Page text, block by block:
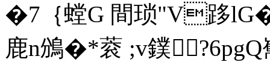
�7｛螳G 間琐"V跢
鹿n鳻�*蓘 ;v鏷